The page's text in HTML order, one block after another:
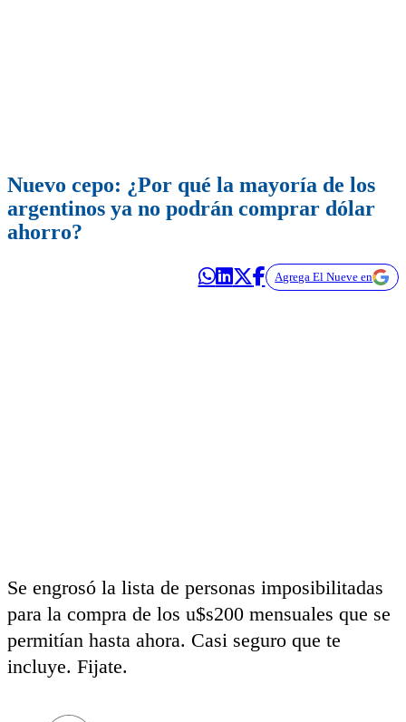
Nuevo cepo: ¿Por qué la mayoría de los
argentinos ya no podrán comprar dólar
ahorro?
Agrega El Nueve en
Se engrosó la lista de personas imposibilitadas
para la compra de los u$s200 mensuales que se
permitían hasta ahora. Casi seguro que te
incluye. Fijate.